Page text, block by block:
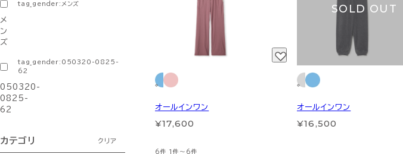
tag_gender:メンズ
メ
ン
ズ
tag_gender:050320-0825-
62
050320-
0825-
62
カテゴリ クリア
オールインワン
¥17,600
SOLD OUT
オールインワン
¥16,500
6件 1件～6件